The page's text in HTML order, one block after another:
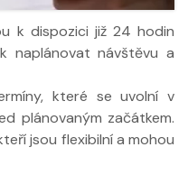
k dispozici již 24 hodin
naplánovat návštěvu a
které se uvolní v
plánovaným začátkem.
jsou flexibilní a mohou